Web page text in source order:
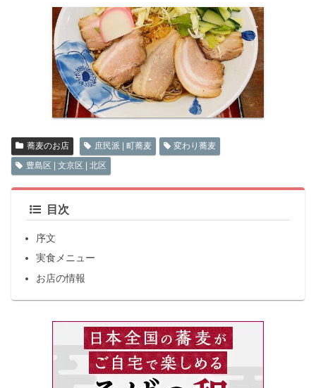
蕎麦のお店 庶民派 | 町蕎麦
変わり蕎麦
豊島区 | 文京区 | 北区
目次
序文
実食メニュー
お店の情報